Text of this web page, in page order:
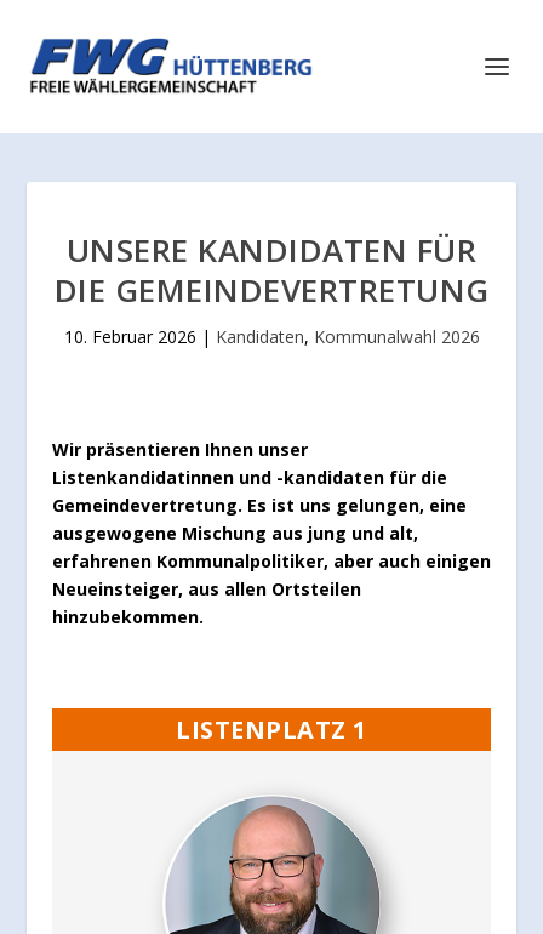
UNSERE KANDIDATEN FÜR
DIE GEMEINDEVERTRETUNG
10. Februar 2026 | Kandidaten, Kommunalwahl 2026
Wir präsentieren Ihnen unser
Listenkandidatinnen und -kandidaten für die
Gemeindevertretung. Es ist uns gelungen, eine
ausgewogene Mischung aus jung und alt,
erfahrenen Kommunalpolitiker, aber auch einigen
Neueinsteiger, aus allen Ortsteilen
hinzubekommen.
LISTENPLATZ 1